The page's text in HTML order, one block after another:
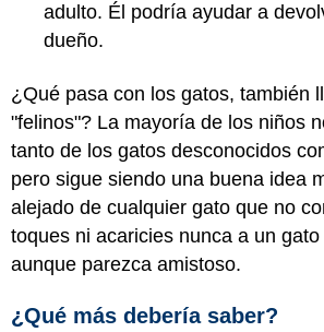
adulto. Él podría ayudar a
dueño.
¿Qué pasa con los gatos, también
"felinos"? La mayoría de los niños
tanto de los gatos desconocidos
pero sigue siendo una buena idea
alejado de cualquier gato que no
toques ni acaricies nunca a un
aunque parezca amistoso.
¿Qué más debería saber?